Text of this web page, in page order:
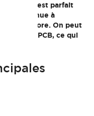
produit est parfait
il continue à
se détériore. On peut
le PCB, ce qui